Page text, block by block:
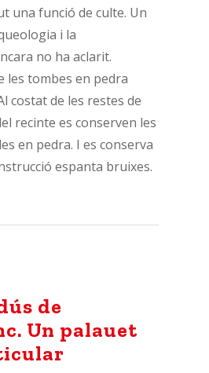
una funció de culte. Un
i la
no ha aclarit.
les tombes en pedra
costat de les restes de
recinte es conserven les
en pedra. I es conserva
espanta bruixes.
de
Un palauet